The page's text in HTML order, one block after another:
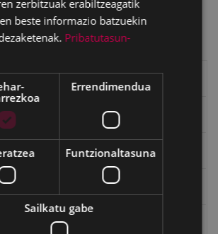
zerbitzuak erabiltzeagatik
beste informazio batzuekin
Pribatutasun-
Errendimendua
Funtzionaltasuna
Sailkatu gabe